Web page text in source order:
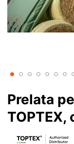
Prelata